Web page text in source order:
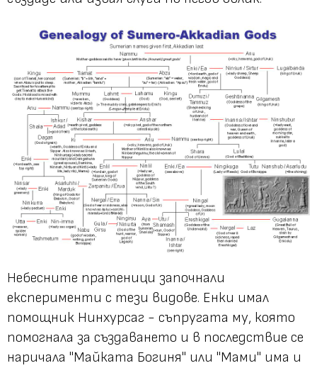
Небесните пратеници започнали
експерименти с тези видове. Енки имал
помощник Нинхурсаг - съпругата му, която
помогнала за създаването и в последствие се
наричала "Майката Богиня" или "Мами" има и